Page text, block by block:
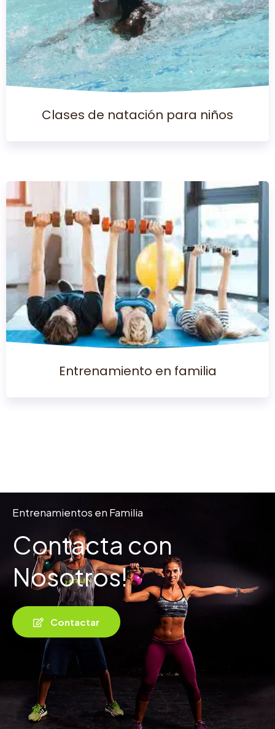
Clases de natación para niños
Entrenamiento en familia
Entrenamientos en Familia
Contacta con
Nosotros!
Contactar